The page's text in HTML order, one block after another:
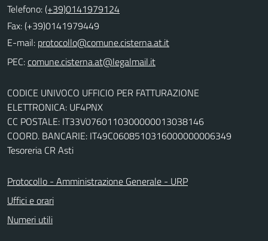
Telefono:(+39)0141979124
Fax: (+39)0141979449
E-mail:
PEC:
CODICE UNIVOCO UFFICIO PER FATTURAZIONE
ELETTRONICA: UF4PNX
CC POSTALE: IT33V0760110300000013038146
COORD. BANCARIE: IT49C0608510316000000006349
Tesoreria CR Asti
Protocollo - Amministrazione Generale - URP
Uffici e orari
Numeri utili